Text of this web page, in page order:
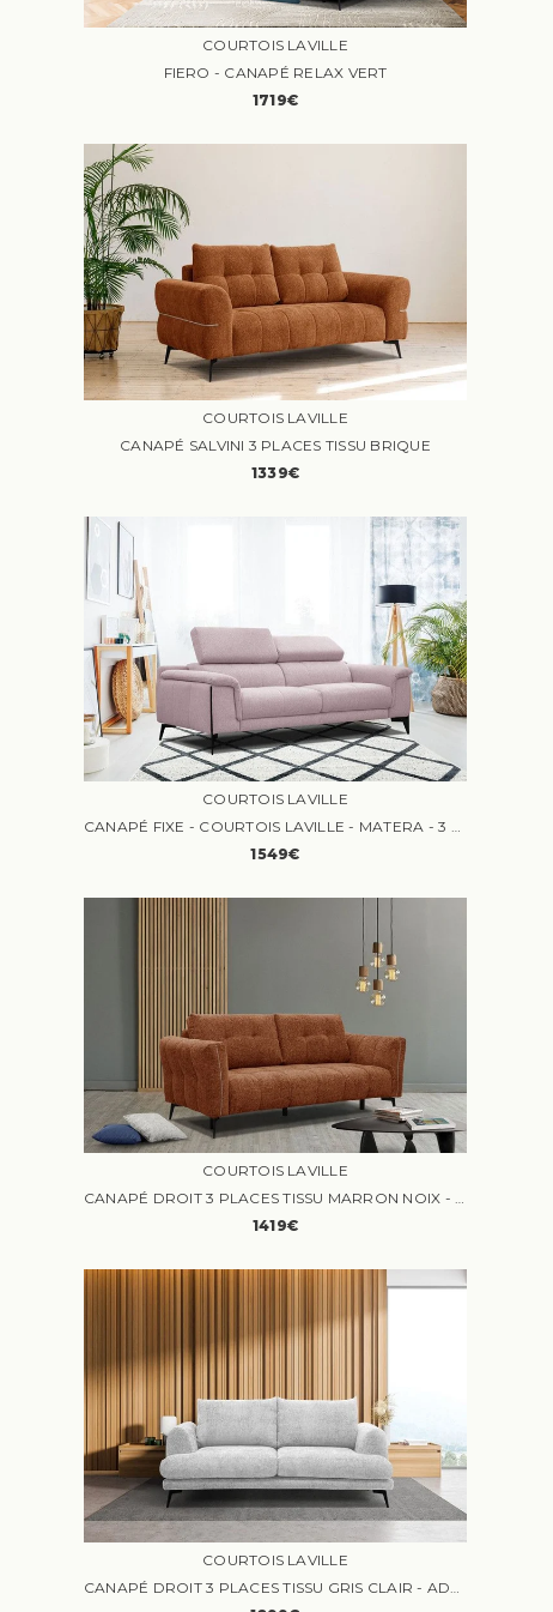
COURTOIS LAVILLE
FIERO - CANAPÉ RELAX VERT
1719€
COURTOIS LAVILLE
CANAPÉ SALVINI 3 PLACES TISSU BRIQUE
1339€
COURTOIS LAVILLE
1549€
COURTOIS LAVILLE
1419€
COURTOIS LAVILLE
CANAPÉ DROIT 3 PLACES TISSU GRIS CLAIR - ADRIA